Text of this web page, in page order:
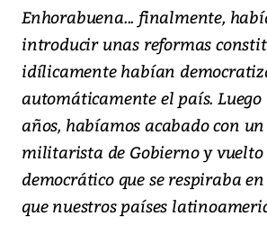
Enhorabuena... finalmente,
introducir unas reformas
idílicamente habían
automáticamente el país. Luego
años, habíamos acabado con
militarista de Gobierno y
democrático que se respiraba
que nuestros países